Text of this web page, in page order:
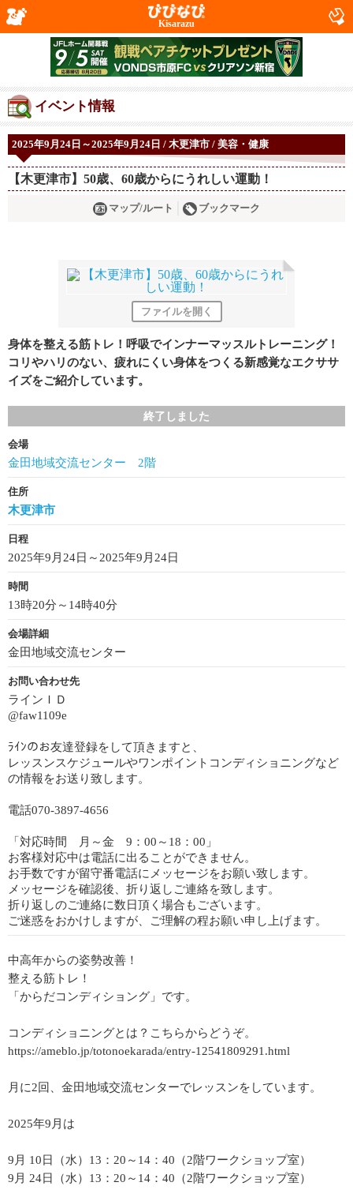
Kisarazu
イベント情報
2025年9月24日～2025年9月24日 / 木更津市 / 美容・健康
【木更津市】50歳、60歳からにうれしい運動！
マップ/ルート ブックマーク
ファイルを開く
身体を整える筋トレ！呼吸でインナーマッスルトレーニング！
コリやハリのない、疲れにくい身体をつくる新感覚なエクササ
イズをご紹介しています。
終了しました
会場
金田地域交流センター 2階
住所
木更津市
日程
2025年9月24日～2025年9月24日
時間
13時20分～14時40分
会場詳細
金田地域交流センター
お問い合わせ先
ラインＩＤ
@faw1109e
ﾗｲﾝのお友達登録をして頂きますと、
レッスンスケジュールやワンポイントコンディショニングなど
の情報をお送り致します。
電話070-3897-4656
「対応時間 月～金 9：00～18：00」
お客様対応中は電話に出ることができません。
お手数ですが留守番電話にメッセージをお願い致します。
メッセージを確認後、折り返しご連絡を致します。
折り返しのご連絡に数日頂く場合もございます。
ご迷惑をおかけしますが、ご理解の程お願い申し上げます。
中高年からの姿勢改善！
整える筋トレ！
「からだコンディショング」です。
コンディショニングとは？こちらからどうぞ。
https://ameblo.jp/totonoekarada/entry-12541809291.html
月に2回、金田地域交流センターでレッスンをしています。
2025年9月は
9月 10日（水）13：20～14：40（2階ワークショップ室）
9月 24日（水）13：20～14：40（2階ワークショップ室）